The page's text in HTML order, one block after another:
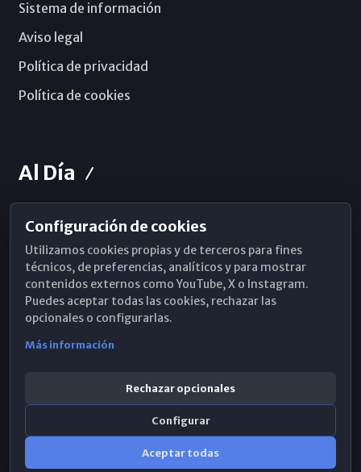
Sistema de información
Aviso legal
Política de privacidad
Política de cookies
Al Día
Horarios de Misa
Hemeroteca
WhatsApp
Configuración de cookies
Utilizamos cookies propias y de terceros para fines
técnicos, de preferencias, analíticos y para mostrar
contenidos externos como YouTube, X o Instagram.
Puedes aceptar todas las cookies, rechazar las
opcionales o configurarlas.
Más información
Rechazar opcionales
Configurar
Aceptar todas